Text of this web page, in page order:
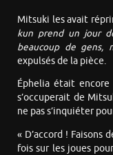
Mitsuki les avait
kun prend un jour
beaucoup de gens,
expulsés de la pièce.
Éphelia était
s’occuperait de
ne pas s’inquiéter
« D’accord ! Faisons
fois sur les joues